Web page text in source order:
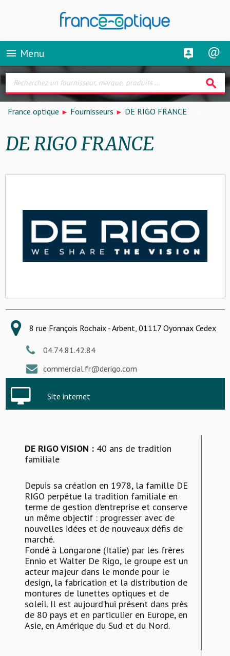
menu Menu
search
France optique Fournisseurs DE RIGO FRANCE
DE RIGO FRANCE
8 rue François Rochaix - Arbent, 01117 Oyonnax Cedex
04.74.81.42.84
commercial.fr@derigo.com
Site internet
DE RIGO VISION :40 ans de tradition
familiale
Depuis sa création en 1978, la famille DE
RIGO perpétue la tradition familiale en
terme de gestion d’entreprise et conserve
un même objectif : progresser avec de
nouvelles idées et de nouveaux défis de
marché.
Fondé à Longarone (Italie) par les frères
Ennio et Walter De Rigo, le groupe est un
acteur majeur dans le monde pour le
design, la fabrication et la distribution de
montures de lunettes optiques et de
soleil. Il est aujourd’hui présent dans près
de 80 pays et en particulier en Europe, en
Asie, en Amérique du Sud et du Nord.